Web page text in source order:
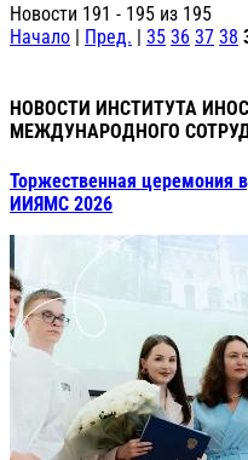
Новости 191 - 195 из 195
Начало | Пред. | 35 36 37 38
НОВОСТИ ИНСТИТУТА
МЕЖДУНАРОДНОГО
Торжественная церемония
ИИЯМС 2026